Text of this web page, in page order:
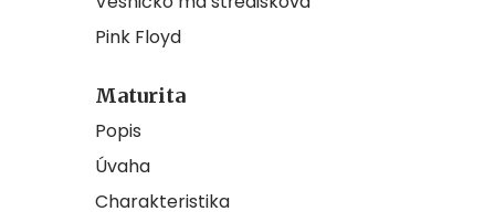
Pink Floyd
Maturita
Popis
Úvaha
Charakteristika